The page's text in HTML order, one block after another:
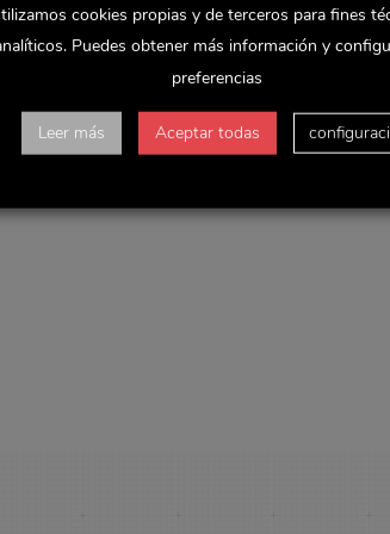
cookies propias y de terceros para fines
Puedes obtener más información y
preferencias
Leer más Aceptar todas